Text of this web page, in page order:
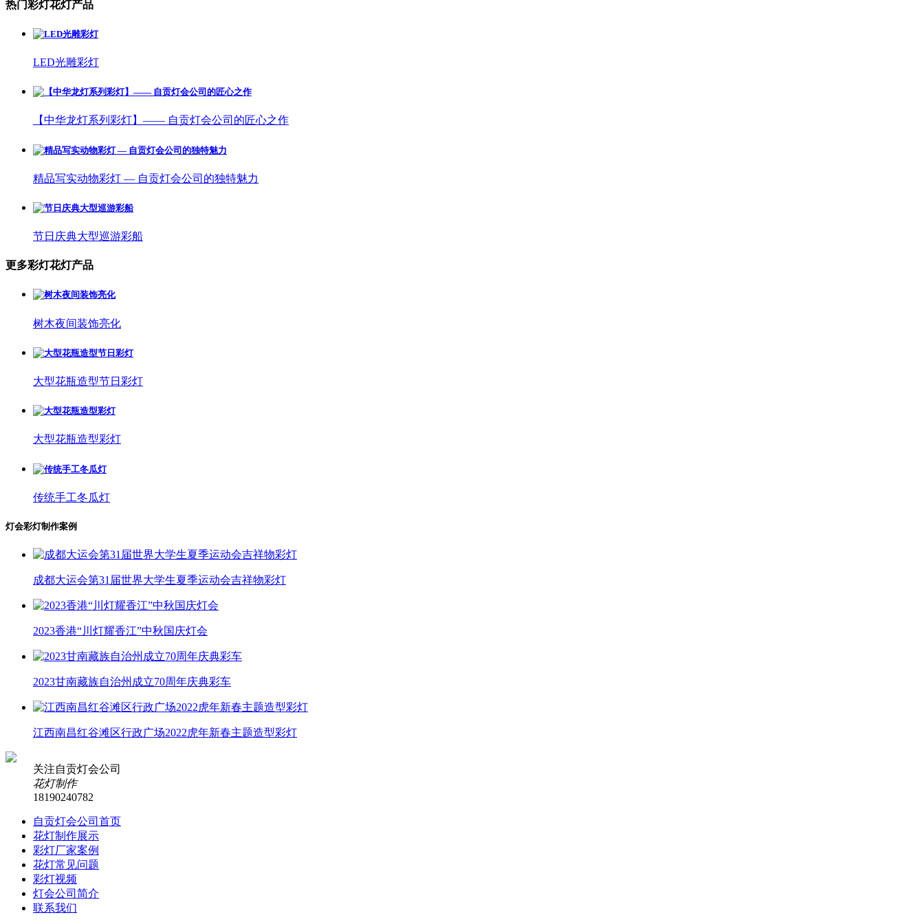
热门彩灯花灯产品
LED光雕彩灯
【中华龙灯系列彩灯】—— 自贡灯会公司的匠心之作
精品写实动物彩灯 — 自贡灯会公司的独特魅力
节日庆典大型巡游彩船
更多彩灯花灯产品
树木夜间装饰亮化
大型花瓶造型节日彩灯
大型花瓶造型彩灯
传统手工冬瓜灯
灯会彩灯制作案例
成都大运会第31届世界大学生夏季运动会吉祥物彩灯
2023香港“川灯耀香江”中秋国庆灯会
2023甘南藏族自治州成立70周年庆典彩车
江西南昌红谷滩区行政广场2022虎年新春主题造型彩灯
关注自贡灯会公司
花灯制作
18190240782
自贡灯会公司首页
花灯制作展示
彩灯厂家案例
花灯常见问题
彩灯视频
灯会公司简介
联系我们